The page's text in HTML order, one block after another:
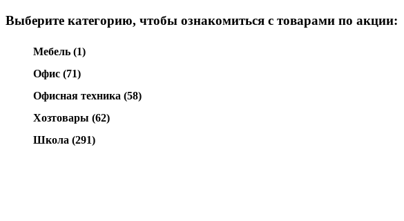
Выберите категорию, чтобы ознакомиться с товарами по акции:
Мебель (1)
Офис (71)
Офисная техника (58)
Хозтовары (62)
Школа (291)